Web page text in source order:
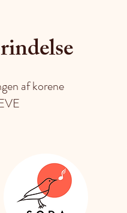
af korene